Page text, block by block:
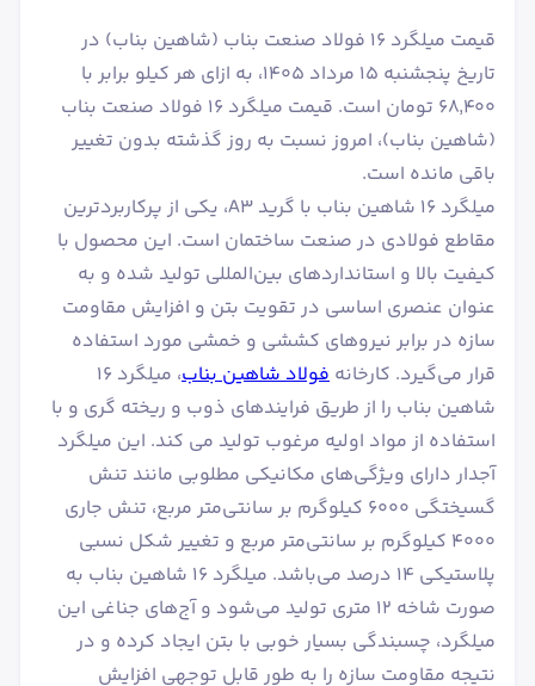
قیمت میلگرد 16 فولاد صنعت بناب (شاهین بناب) در
تاریخ پنجشنبه ۱۵ مرداد ۱۴۰۵، به ازای هر کیلو برابر با
۶۸٬۴۰۰ تومان است. قیمت میلگرد 16 فولاد صنعت بناب
(شاهین بناب)، امروز نسبت به روز گذشته بدون تغییر
باقی مانده است.
میلگرد ۱۶ شاهین بناب با گرید A3، یکی از پرکاربردترین
مقاطع فولادی در صنعت ساختمان است. این محصول با
کیفیت بالا و استانداردهای بین‌المللی تولید شده و به
عنوان عنصری اساسی در تقویت بتن و افزایش مقاومت
سازه در برابر نیروهای کششی و خمشی مورد استفاده
قرار می‌گیرد. کارخانه فولاد شاهین بناب
، میلگرد ۱۶
شاهین بناب را از طریق فرایندهای ذوب و ریخته گری و با
استفاده از مواد اولیه مرغوب تولید می کند. این میلگرد
آجدار دارای ویژگی‌های مکانیکی مطلوبی مانند تنش
گسیختگی ۶۰۰۰ کیلوگرم بر سانتی‌متر مربع، تنش جاری
۴۰۰۰ کیلوگرم بر سانتی‌متر مربع و تغییر شکل نسبی
پلاستیکی ۱۴ درصد می‌باشد. میلگرد ۱۶ شاهین بناب به
صورت شاخه 12 متری تولید می‌شود و آج‌های جناغی این
میلگرد، چسبندگی بسیار خوبی با بتن ایجاد کرده و در
نتیجه مقاومت سازه را به طور قابل توجهی افزایش